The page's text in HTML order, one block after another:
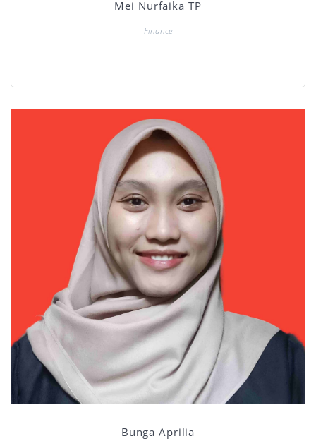
Mei Nurfaika TP
Finance
Bunga Aprilia